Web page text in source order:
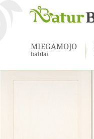
MIEGAMOJO
baldai